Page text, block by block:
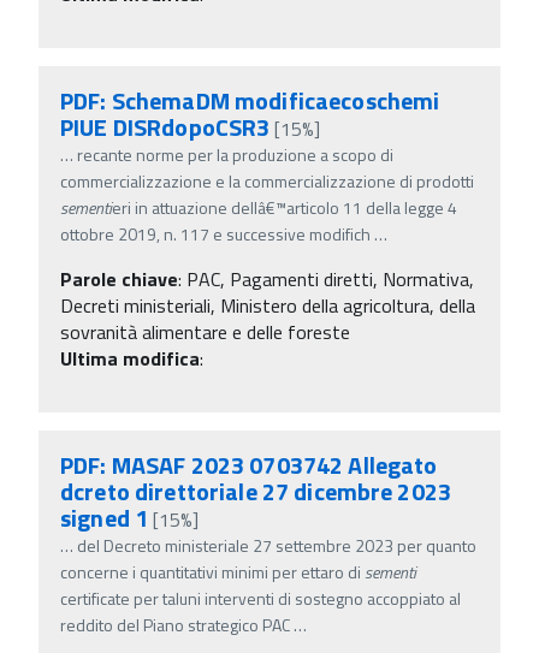
PDF: SchemaDM modificaecoschemi
PIUE DISRdopoCSR3 [15%]
… recante norme per la produzione a scopo di
commercializzazione e la commercializzazione di prodotti
sementieri in attuazione dellâ€™articolo 11 della legge 4
ottobre 2019, n. 117 e successive modifich …
Parole chiave: PAC, Pagamenti diretti, Normativa,
Decreti ministeriali, Ministero della agricoltura, della
sovranità alimentare e delle foreste
Ultima modifica:
PDF: MASAF 2023 0703742 Allegato
dcreto direttoriale 27 dicembre 2023
signed 1[15%]
… del Decreto ministeriale 27 settembre 2023 per quanto
concerne i quantitativi minimi per ettaro di sementi
certificate per taluni interventi di sostegno accoppiato al
reddito del Piano strategico PAC…